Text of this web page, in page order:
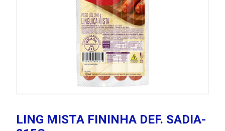
LING MISTA FININHA DEF. SADIA-